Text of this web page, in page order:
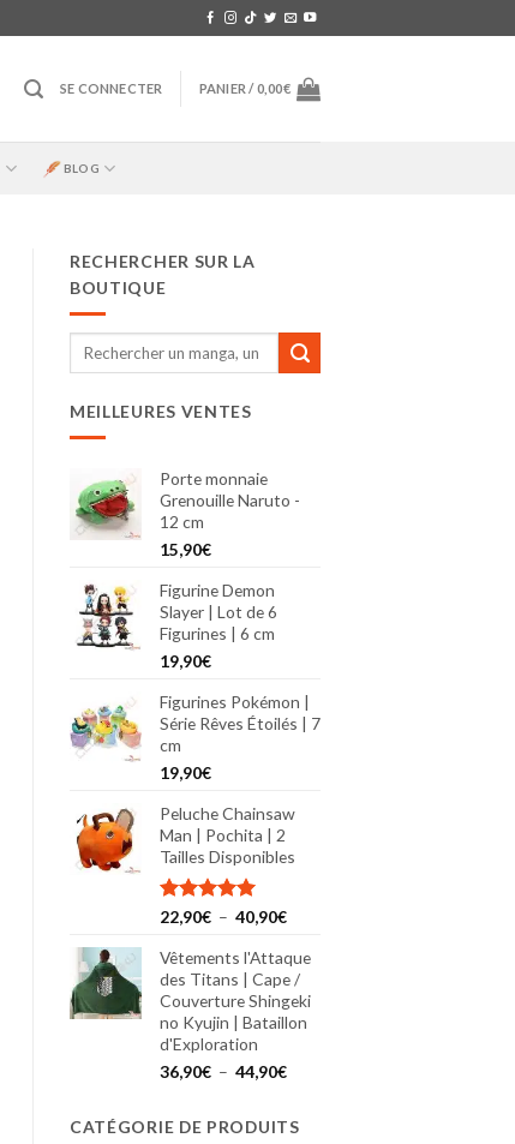
SE CONNECTER PANIER /0,00€
BLOG
RECHERCHER SUR LA
BOUTIQUE
Recherche
MEILLEURES VENTES
Porte monnaie
Grenouille Naruto -
12 cm
15,90€
Figurine Demon
Slayer | Lot de 6
Figurines | 6 cm
19,90€
Figurines Pokémon |
Série Rêves Étoilés | 7
cm
19,90€
Peluche Chainsaw
Man | Pochita | 2
Tailles Disponibles
Note5.00
22,90€ – 40,90€Plage
prix :
22,90€
à
40,90€
Vêtements l'Attaque
des Titans | Cape /
Couverture Shingeki
no Kyujin | Bataillon
d'Exploration
36,90€ – 44,90€Plage
36,90€
CATÉGORIE DE PRODUITS